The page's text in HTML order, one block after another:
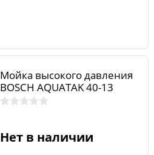
Мойка высокого давления
BOSCH AQUATAK 40-13
Нет в наличии